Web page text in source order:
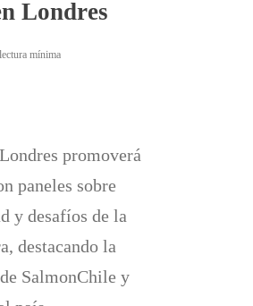
Londres
mínima
promoverá
paneles sobre
y desafíos de la
destacando la
SalmonChile y